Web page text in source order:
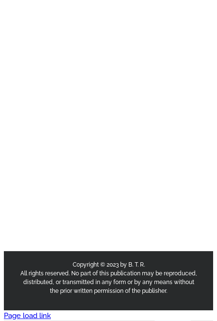
Copyright © 2023 by B. T. R.
All rights reserved. No part of this publication may be reproduced,
distributed, or transmitted in any form or by any means without
the prior written permission of the publisher.
Page load link